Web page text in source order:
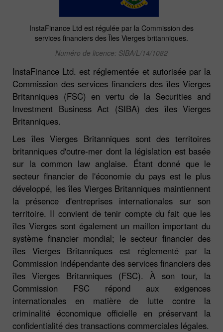
InstaFinance Ltd est régulée par la Commission des
services financiers des Îles Vierges britanniques.
Numéro de licence: SIBA/L/14/1082
InstaFinance Ltd. est réglementée et autorisée par la
Commission des services financiers des îles Vierges
Britanniques (FSC) en vertu de la Securities and
Investment Business Act (SIBA) des îles Vierges
Britanniques.
Les îles Vierges Britanniques sont des territoires
britanniques d'outre-mer dont la législation est basée
sur la common law anglaise. Étant donné que le
secteur financier de l'économie du pays est le plus
développé, les îles Vierges Britanniques maintiennent
la présence d'entreprises internationales sur son
territoire. Il convient de tenir compte du fait que les
îles Vierges sont également un maillon important du
système financier mondial; le secteur financier des
îles Vierges Britanniques est réglementé par la
Commission indépendante des services financiers des
îles Vierges Britanniques (FSC). À son tour, la
Commission FSC répond aux exigences
internationales en matière de lutte contre la
criminalité économique officielle en préservant la
confidentialité des transactions commerciales légales.